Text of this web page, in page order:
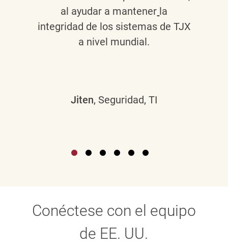
al ayudar a mantener la
integridad de los sistemas de TJX
a nivel mundial.
Jiten, Seguridad, TI
Conéctese con el equipo
de EE. UU.